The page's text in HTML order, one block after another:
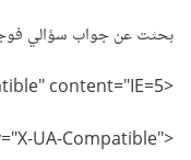
بحثت عن جواب سؤالي
<meta http-equiv="X-UA-Compatible" content="IE=5" />
UA-Compatible"